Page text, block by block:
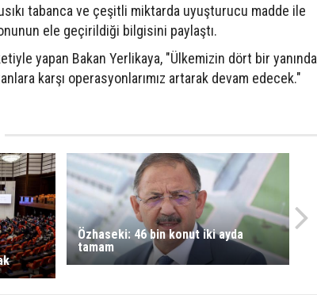
tabanca ve çeşitli miktarda uyuşturucu madde ile
ele geçirildiği bilgisini paylaştı.
yapan Bakan Yerlikaya, "Ülkemizin dört bir yanında
karşı operasyonlarımız artarak devam edecek."
Özhaseki: 46 bin konut iki ayda
tamam